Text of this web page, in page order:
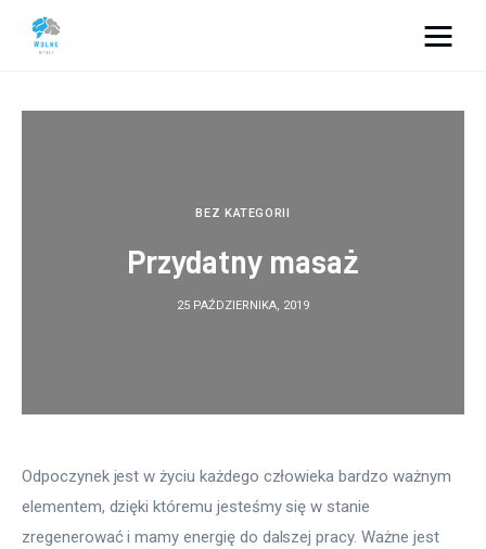
Dom i ogród
Więcej
BEZ KATEGORII
Przydatny masaż
25 PAŹDZIERNIKA, 2019
Odpoczynek jest w życiu każdego człowieka bardzo ważnym
elementem, dzięki któremu jesteśmy się w stanie
zregenerować i mamy energię do dalszej pracy. Ważne jest